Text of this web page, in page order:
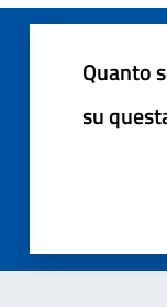
Quanto
su